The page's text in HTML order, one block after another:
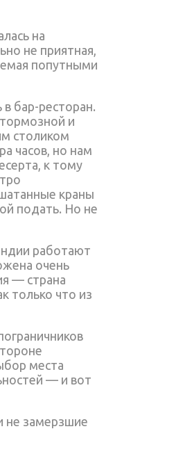
на
не приятная,
попутными
бар-ресторан.
и
столиком
часов, но нам
к тому
краны
подать. Но не
работают
очень
— страна
только что из
места
— и вот
не замерзшие